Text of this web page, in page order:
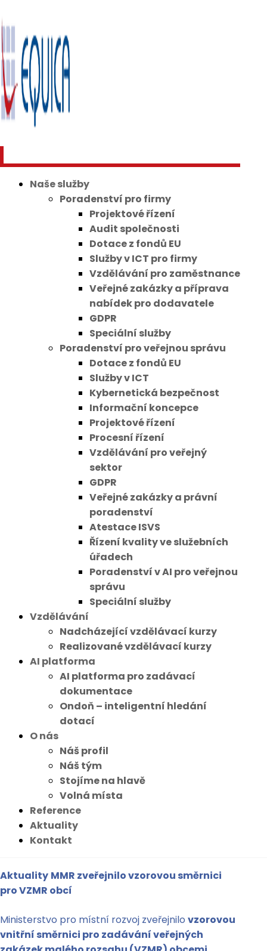
Naše služby
Poradenství pro firmy
Projektové řízení
Audit společnosti
Dotace z fondů EU
Služby v ICT pro firmy
Vzdělávání pro zaměstnance
Veřejné zakázky a příprava
nabídek pro dodavatele
GDPR
Speciální služby
Poradenství pro veřejnou správu
Dotace z fondů EU
Služby v ICT
Kybernetická bezpečnost
Informační koncepce
Projektové řízení
Procesní řízení
Vzdělávání pro veřejný
sektor
GDPR
Veřejné zakázky a právní
poradenství
Atestace ISVS
Řízení kvality ve služebních
úřadech
Poradenství v AI pro veřejnou
správu
Speciální služby
Vzdělávání
Nadcházející vzdělávací kurzy
Realizované vzdělávací kurzy
AI platforma
AI platforma pro zadávací
dokumentace
Ondoň – inteligentní hledání
dotací
O nás
Náš profil
Náš tým
Stojíme na hlavě
Volná místa
Reference
Aktuality
Kontakt
Aktuality MMR zveřejnilo vzorovou směrnici
pro VZMR obcí
Ministerstvo pro místní rozvoj zveřejnilo vzorovou
vnitřní směrnici pro zadávání veřejných